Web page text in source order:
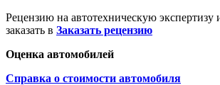
Рецензию на автотехническую
заказать в Заказать рецензию
Оценка автомобилей
Справка о стоимости автомобиля